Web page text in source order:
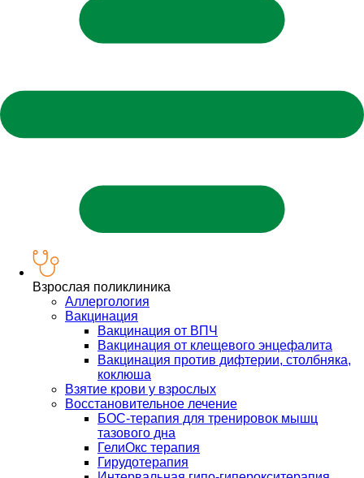
Взрослая поликлиника
Аллергология
Вакцинация
Вакцинация от ВПЧ
Вакцинация от клещевого энцефалита
Вакцинация против дифтерии, столбняка,
коклюша
Взятие крови у взрослых
Восстановительное лечение
БОС-терапия для тренировок мышц
тазового дна
ГелиОкс терапия
Гирудотерапия